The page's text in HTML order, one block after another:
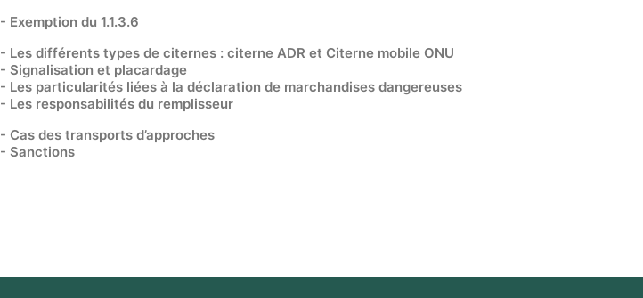
- Exemption du 1.1.3.6
- Les différents types de citernes : citerne ADR et Citerne mobile ONU
- Signalisation et placardage
- Les particularités liées à la déclaration de marchandises dangereuses
- Les responsabilités du remplisseur
- Cas des transports d’approches
- Sanctions